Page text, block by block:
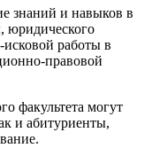
знаний и навыков в
юридического
работы в
правовой
факультета могут
и абитуриенты,